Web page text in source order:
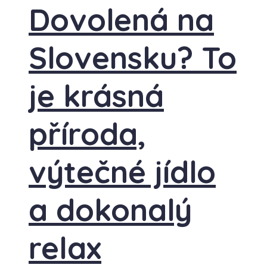
Dovolená na
Slovensku? To
je krásná
příroda,
výtečné jídlo
a dokonalý
relax